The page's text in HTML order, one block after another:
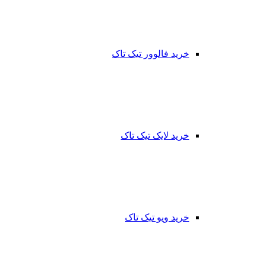
خرید فالوور تیک تاک
خرید لایک تیک تاک
خرید ویو تیک تاک